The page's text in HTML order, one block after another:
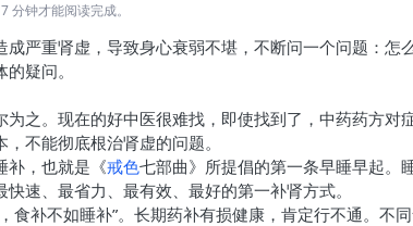
分钟才能阅读完成。
严重肾虚，导致身心衰弱不堪，不断问一个问题：
疑问。
之。现在的好中医很难找，即使找到了，中药药方
不能彻底根治肾虚的问题。
补，也就是《戒色七部曲》所提倡的第一条早睡早起。
速、最省力、最有效、最好的第一补肾方式。
食补不如睡补”。长期药补有损健康，肯定行不通。